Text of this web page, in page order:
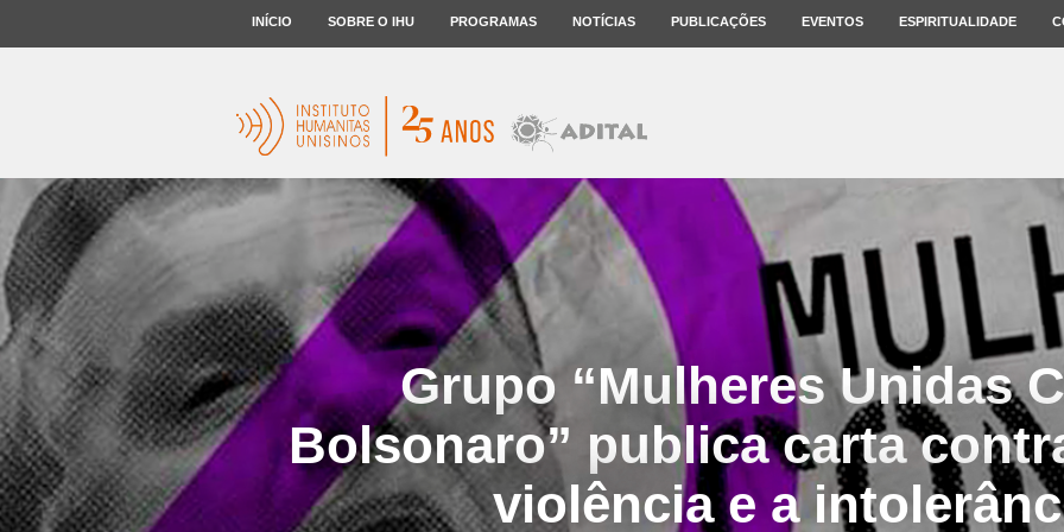
INÍCIO SOBRE O IHU PROGRAMAS NOTÍCIAS PUBLICAÇÕES EVENTOS ESPIRITUALIDADE
Grupo “Mulheres Unidas
Bolsonaro” publica carta
violência e a